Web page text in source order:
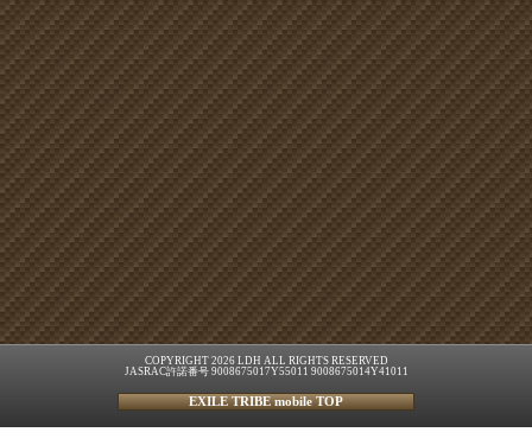
COPYRIGHT 2026 LDH ALL RIGHTS RESERVED
JASRAC許諾番号 9008675017Y55011 9008675014Y41011
EXILE TRIBE mobile TOP